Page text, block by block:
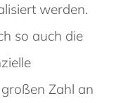
werden.
so auch die
Zahl an